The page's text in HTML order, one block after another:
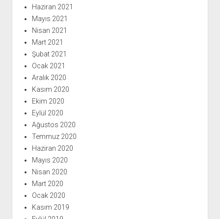
Haziran 2021
Mayıs 2021
Nisan 2021
Mart 2021
Şubat 2021
Ocak 2021
Aralık 2020
Kasım 2020
Ekim 2020
Eylül 2020
Ağustos 2020
Temmuz 2020
Haziran 2020
Mayıs 2020
Nisan 2020
Mart 2020
Ocak 2020
Kasım 2019